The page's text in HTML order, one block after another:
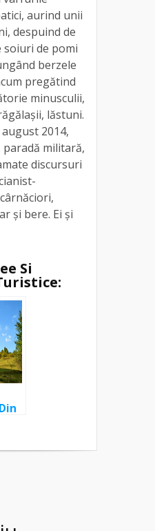
aurind unii
despuind de
de pomi
berzele
pregătind
minusculii,
lăstuni.
2014,
militară,
discursuri
și bere. Ei și
Si